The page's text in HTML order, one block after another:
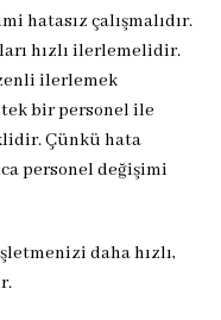
hatasız çalışmalıdır.
hızlı ilerlemelidir.
ilerlemek
bir personel ile
Çünkü hata
personel değişimi
daha hızlı,